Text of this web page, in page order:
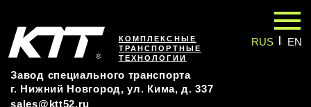
sales@ktt52.ru
Бесплатный звонок по РФ
ЗАКАЗАТЬ ЗВОНОК
КОМПЛЕКСНЫЕ
ТРАНСПОРТНЫЕ
ТЕХНОЛОГИИ
Завод специального транспорта
г. Нижний Новгород, ул. Кима, д. 337